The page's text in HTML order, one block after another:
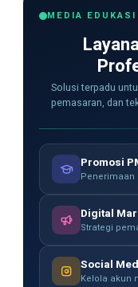
MEDIA EDUKASI
Solusi terpadu
pemasaran, dan
Promosi
Penerimaan
Digital
Strategi
Social
Kelola akun